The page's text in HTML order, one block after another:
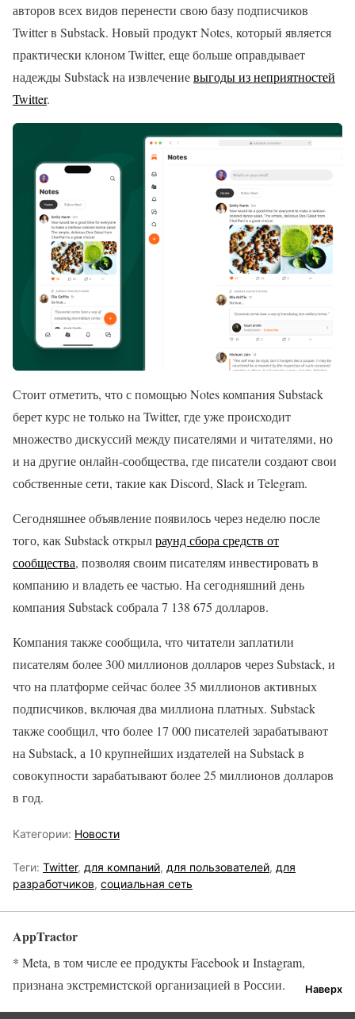
авторов всех видов перенести свою базу подписчиков
Twitter в Substack. Новый продукт Notes, который является
практически клоном Twitter, еще больше оправдывает
надежды Substack на извлечениевыгоды из неприятностей
Twitter.
Стоит отметить, что с помощью Notes компания Substack
берет курс не только на Twitter, где уже происходит
множество дискуссий между писателями и читателями, но
и на другие онлайн-сообщества, где писатели создают свои
собственные сети, такие как Discord, Slack и Telegram.
Сегодняшнее объявление появилось через неделю после
того, как Substack открылраунд сбора средств от
сообщества, позволяя своим писателям инвестировать в
компанию и владеть ее частью. На сегодняшний день
компания Substack собрала 7 138 675 долларов.
Компания также сообщила, что читатели заплатили
писателям более 300 миллионов долларов через Substack, и
что на платформе сейчас более 35 миллионов активных
подписчиков, включая два миллиона платных. Substack
также сообщил, что более 17 000 писателей зарабатывают
на Substack, а 10 крупнейших издателей на Substack в
совокупности зарабатывают более 25 миллионов долларов
в год.
Категории: Новости
Теги: Twitter, для компаний, для пользователей, для
разработчиков, социальная сеть
AppTractor
Наверх
* Meta, в том числе ее продукты Facebook и Instagram,
признана экстремистской организацией в России.